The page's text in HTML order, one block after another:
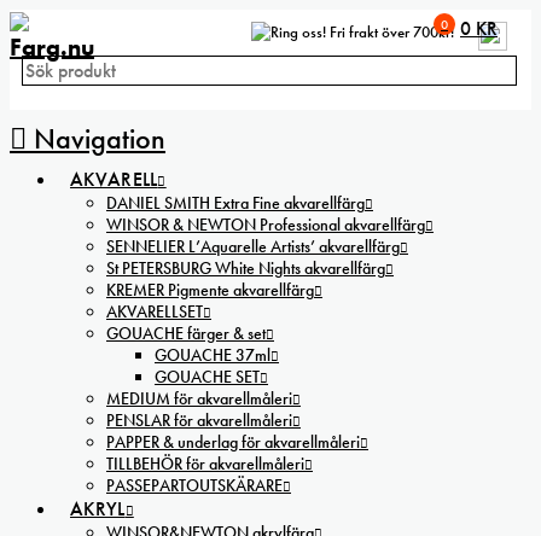
Fri frakt över 700kr!
Navigation
0 0 KR
AKVARELL
DANIEL SMITH Extra Fine akvarellfärg
WINSOR & NEWTON Professional akvarellfärg
SENNELIER L’Aquarelle Artists’ akvarellfärg
St PETERSBURG White Nights akvarellfärg
KREMER Pigmente akvarellfärg
AKVARELLSET
GOUACHE färger & set
GOUACHE 37ml
GOUACHE SET
MEDIUM för akvarellmåleri
PENSLAR för akvarellmåleri
PAPPER & underlag för akvarellmåleri
TILLBEHÖR för akvarellmåleri
PASSEPARTOUTSKÄRARE
AKRYL